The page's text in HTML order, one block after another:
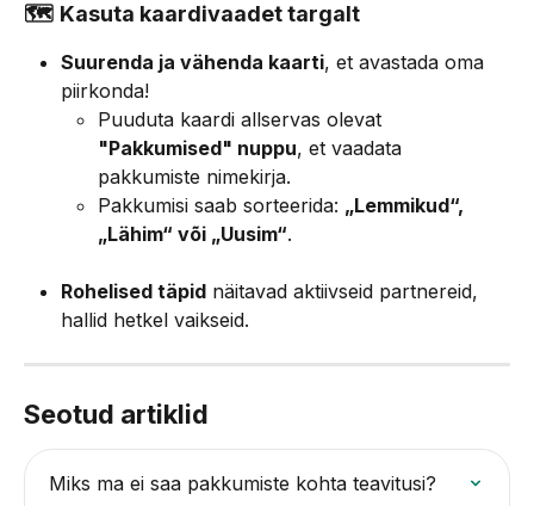
🗺️ Kasuta kaardivaadet targalt
Suurenda ja vähenda kaarti, et avastada oma
piirkonda!
Puuduta kaardi allservas olevat
"Pakkumised" nuppu, et vaadata
pakkumiste nimekirja.
Pakkumisi saab sorteerida: „Lemmikud“,
„Lähim“ või „Uusim“.
Rohelised täpid näitavad aktiivseid partnereid,
hallid hetkel vaikseid.
Seotud artiklid
Miks ma ei saa pakkumiste kohta teavitusi?